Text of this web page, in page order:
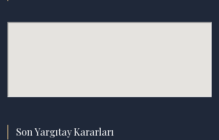
Son Yargıtay Kararları